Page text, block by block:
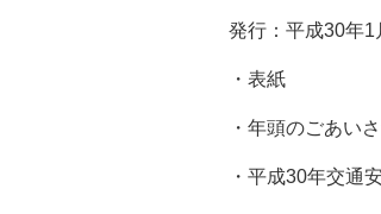
発行：平成30年1
・表紙
・年頭のごあい
・平成30年交通